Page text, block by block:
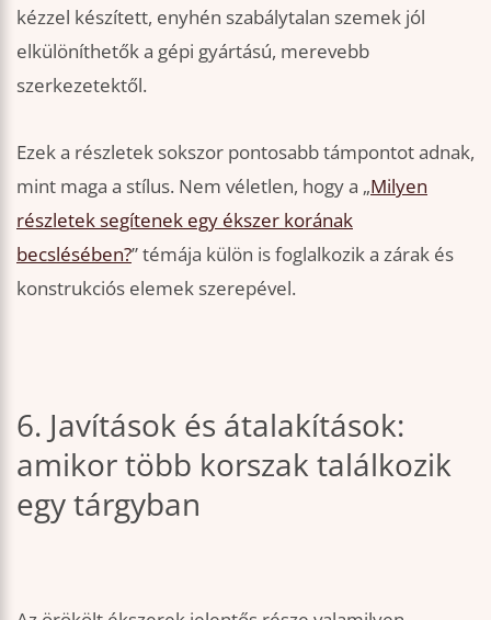
kézzel készített, enyhén szabálytalan szemek jól
elkülöníthetők a gépi gyártású, merevebb
szerkezetektől.
Ezek a részletek sokszor pontosabb támpontot adnak,
mint maga a stílus. Nem véletlen, hogy a „Milyen
részletek segítenek egy ékszer korának
becslésében?” témája külön is foglalkozik a zárak és
konstrukciós elemek szerepével.
6. Javítások és átalakítások:
amikor több korszak találkozik
egy tárgyban